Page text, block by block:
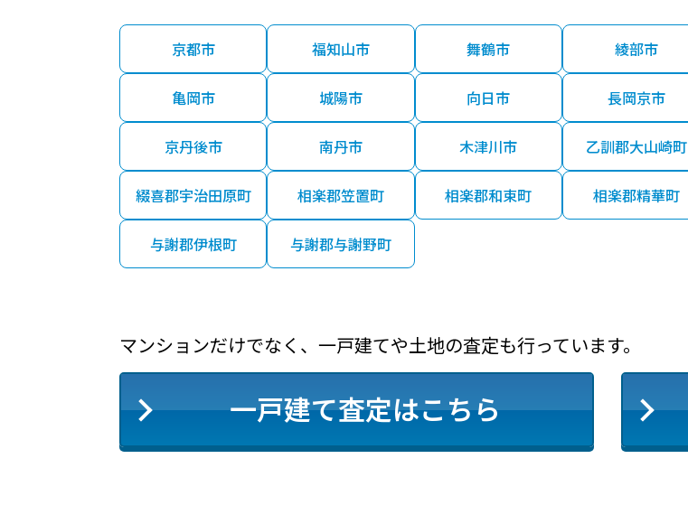
京都市 福知山市 舞鶴市 綾部市
亀岡市 城陽市 向日市 長岡京市
京丹後市 南丹市 木津川市 乙訓郡大山崎町
綴喜郡宇治田原町 相楽郡笠置町 相楽郡和束町 相楽郡精華町
与謝郡伊根町 与謝郡与謝野町
マンションだけでなく、一戸建てや土地の査定も行っています。
一戸建て査定はこちら